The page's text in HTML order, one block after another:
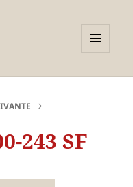
et
WIDGETS
243 SF